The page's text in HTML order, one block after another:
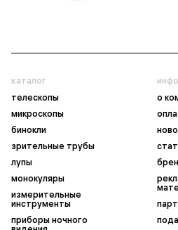
каталог
телескопы
микроскопы
бинокли
зрительные трубы
лупы
монокуляры
измерительные
инструменты
приборы ночного
о